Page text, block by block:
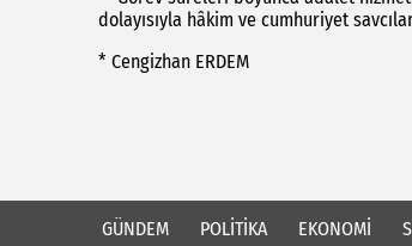
dolayısıyla hâkim ve cumhuriyet
* Cengizhan ERDEM
GÜNDEM POLİTİKA EKONOMİ